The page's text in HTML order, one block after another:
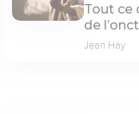
Tout ce
de
Jean Hay